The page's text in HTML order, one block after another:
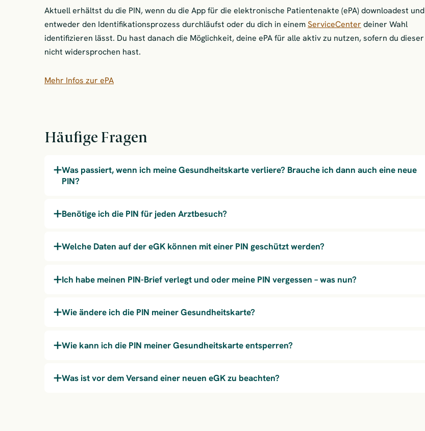
Aktuell erhältst du die PIN, wenn du die App für die elektronische Patientenakte (ePA) downloadest und
entweder den Identifikationsprozess durchläufst oder du dich in einemServiceCenter deiner Wahl
identifizieren lässt. Du hast danach die Möglichkeit, deine ePA für alle aktiv zu nutzen, sofern du dieser
nicht widersprochen hast.
Mehr Infos zur ePA
Häufige Fragen
Was passiert, wenn ich meine Gesundheitskarte verliere? Brauche ich dann auch eine neue
PIN?
Benötige ich die PIN für jeden Arztbesuch?
Welche Daten auf der eGK können mit einer PIN geschützt werden?
Ich habe meinen PIN-Brief verlegt und oder meine PIN vergessen – was nun?
Wie ändere ich die PIN meiner Gesundheitskarte?
Wie kann ich die PIN meiner Gesundheitskarte entsperren?
Was ist vor dem Versand einer neuen eGK zu beachten?